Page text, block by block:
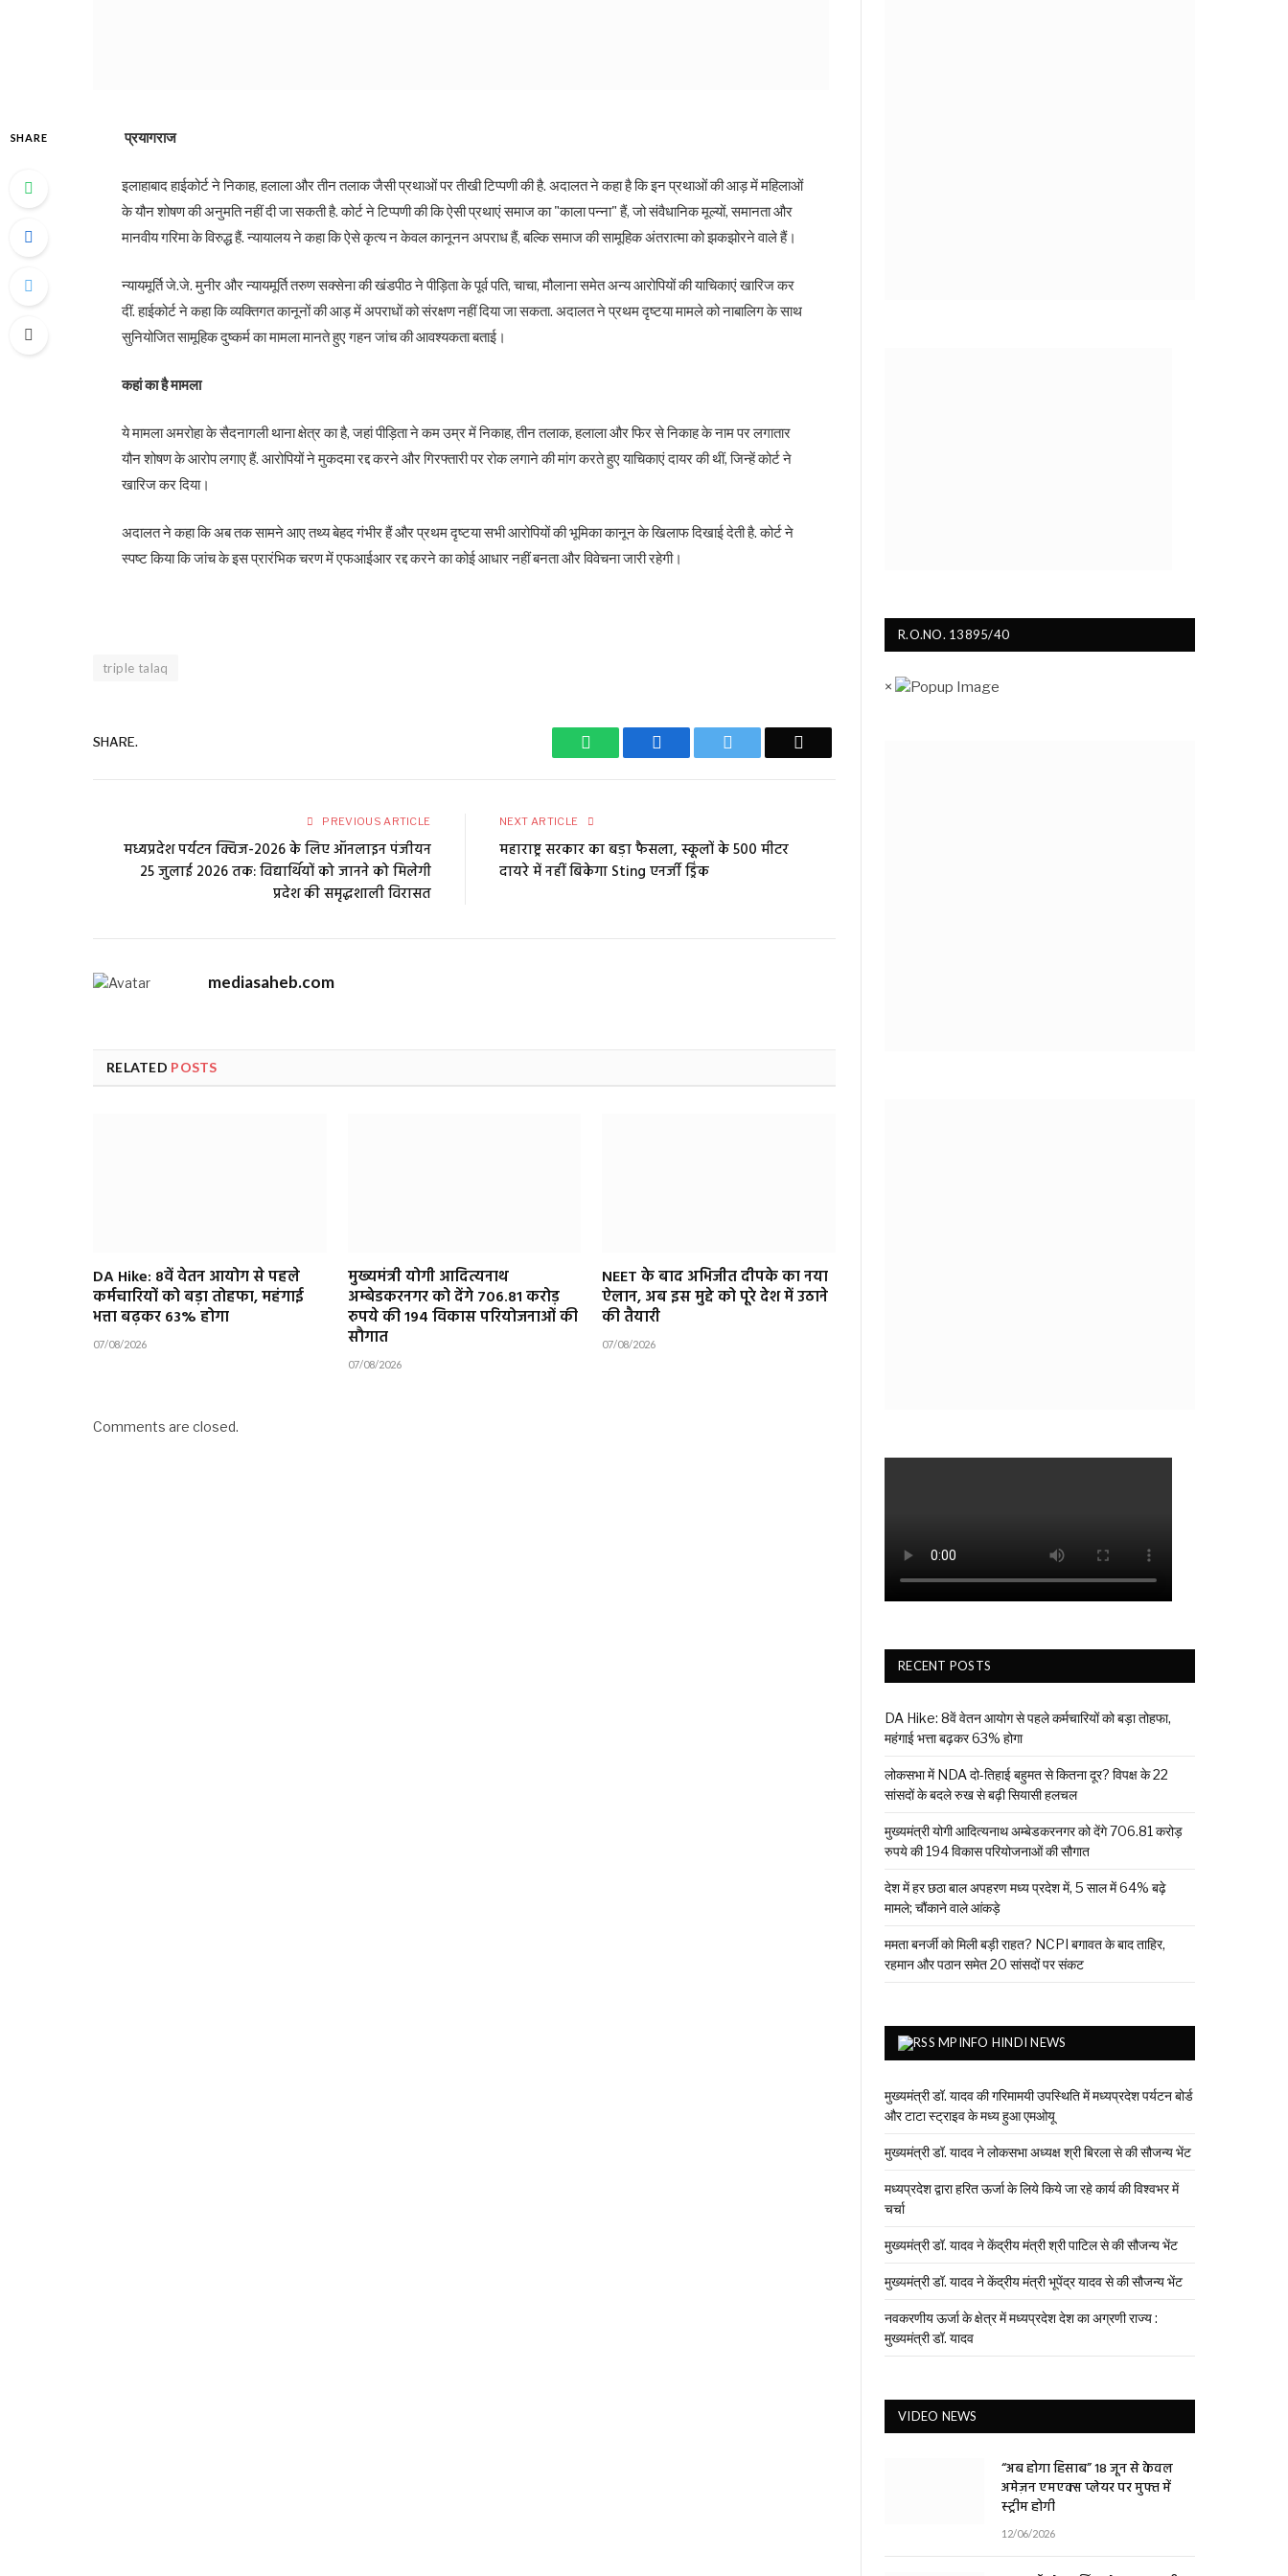
SHARE प्रयागराज
इलाहाबाद हाईकोर्ट ने निकाह, हलाला और तीन तलाक जैसी प्रथाओं पर तीखी टिप्पणी की है. अदालत ने कहा है कि इन प्रथाओं की आड़ में महिलाओं
के यौन शोषण की अनुमति नहीं दी जा सकती है. कोर्ट ने टिप्पणी की कि ऐसी प्रथाएं समाज का "काला पन्ना" हैं, जो संवैधानिक मूल्यों, समानता और
मानवीय गरिमा के विरुद्ध हैं. न्यायालय ने कहा कि ऐसे कृत्य न केवल कानूनन अपराध हैं, बल्कि समाज की सामूहिक अंतरात्मा को झकझोरने वाले हैं।
न्यायमूर्ति जे.जे. मुनीर और न्यायमूर्ति तरुण सक्सेना की खंडपीठ ने पीड़िता के पूर्व पति, चाचा, मौलाना समेत अन्य आरोपियों की याचिकाएं खारिज कर
दीं. हाईकोर्ट ने कहा कि व्यक्तिगत कानूनों की आड़ में अपराधों को संरक्षण नहीं दिया जा सकता. अदालत ने प्रथम दृष्टया मामले को नाबालिग के साथ
सुनियोजित सामूहिक दुष्कर्म का मामला मानते हुए गहन जांच की आवश्यकता बताई।
कहां का है मामला
ये मामला अमरोहा के सैदनागली थाना क्षेत्र का है, जहां पीड़िता ने कम उम्र में निकाह, तीन तलाक, हलाला और फिर से निकाह के नाम पर लगातार
यौन शोषण के आरोप लगाए हैं. आरोपियों ने मुकदमा रद्द करने और गिरफ्तारी पर रोक लगाने की मांग करते हुए याचिकाएं दायर की थीं, जिन्हें कोर्ट ने
खारिज कर दिया।
अदालत ने कहा कि अब तक सामने आए तथ्य बेहद गंभीर हैं और प्रथम दृष्टया सभी आरोपियों की भूमिका कानून के खिलाफ दिखाई देती है. कोर्ट ने
स्पष्ट किया कि जांच के इस प्रारंभिक चरण में एफआईआर रद्द करने का कोई आधार नहीं बनता और विवेचना जारी रहेगी।
triple talaq
SHARE. WhatsApp Facebook
PREVIOUS ARTICLE
मध्यप्रदेश पर्यटन क्विज-2026 के लिए ऑनलाइन पंजीयन
25 जुलाई 2026 तक: विद्यार्थियों को जानने को मिलेगी
प्रदेश की समृद्धशाली विरासत
NEXT ARTICLE
महाराष्ट्र सरकार का बड़ा फैसला, स्कूलों के 500 मीटर
दायरे में नहीं बिकेगा Sting एनर्जी ड्रिंक
mediasaheb.com
RELATED POSTS
DA Hike: 8वें वेतन आयोग से पहले
कर्मचारियों को बड़ा तोहफा, महंगाई
भत्ता बढ़कर 63% होगा
07/08/2026
मुख्यमंत्री योगी आदित्यनाथ
अम्बेडकरनगर को देंगे 706.81 करोड़
रुपये की 194 विकास परियोजनाओं की
सौगात
07/08/2026
NEET के बाद अभिजीत दीपके का नया
ऐलान, अब इस मुद्दे को पूरे देश में उठाने
की तैयारी
07/08/2026
Comments are closed.
R.O.NO. 13895/40
×
RECENT POSTS
DA Hike: 8वें वेतन आयोग से पहले कर्मचारियों को बड़ा तोहफा,
महंगाई भत्ता बढ़कर 63% होगा
लोकसभा में NDA दो-तिहाई बहुमत से कितना दूर? विपक्ष के 22
सांसदों के बदले रुख से बढ़ी सियासी हलचल
मुख्यमंत्री योगी आदित्यनाथ अम्बेडकरनगर को देंगे 706.81 करोड़
रुपये की 194 विकास परियोजनाओं की सौगात
देश में हर छठा बाल अपहरण मध्य प्रदेश में, 5 साल में 64% बढ़े
मामले; चौंकाने वाले आंकड़े
ममता बनर्जी को मिली बड़ी राहत? NCPI बगावत के बाद ताहिर,
रहमान और पठान समेत 20 सांसदों पर संकट
MPINFO HINDI NEWS
मुख्यमंत्री डॉ. यादव की गरिमामयी उपस्थिति में मध्यप्रदेश पर्यटन बोर्ड
और टाटा स्ट्राइव के मध्य हुआ एमओयू
मुख्यमंत्री डॉ. यादव ने लोकसभा अध्यक्ष श्री बिरला से की सौजन्य भेंट
मध्यप्रदेश द्वारा हरित ऊर्जा के लिये किये जा रहे कार्य की विश्वभर में
चर्चा
मुख्यमंत्री डॉ. यादव ने केंद्रीय मंत्री श्री पाटिल से की सौजन्य भेंट
मुख्यमंत्री डॉ. यादव ने केंद्रीय मंत्री भूपेंद्र यादव से की सौजन्य भेंट
नवकरणीय ऊर्जा के क्षेत्र में मध्यप्रदेश देश का अग्रणी राज्य :
मुख्यमंत्री डॉ. यादव
VIDEO NEWS
“अब होगा हिसाब” 18 जून से केवल
अमेज़न एमएक्स प्लेयर पर मुफ्त में
स्ट्रीम होगी
12/06/2026